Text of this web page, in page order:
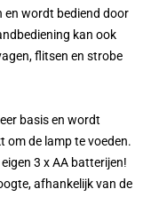
en wordt bediend door
kan ook
flitsen en strobe
basis en wordt
om de lamp te voeden.
3 x AA batterijen!
afhankelijk van de